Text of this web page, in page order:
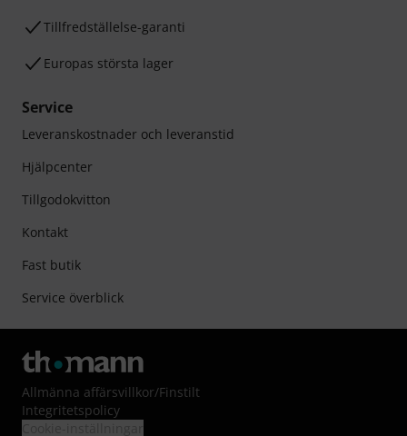
Tillfredställelse-garanti
Europas största lager
Service
Leveranskostnader och leveranstid
Hjälpcenter
Tillgodokvitton
Kontakt
Fast butik
Service överblick
Allmänna affärsvillkor/Finstilt
Integritetspolicy